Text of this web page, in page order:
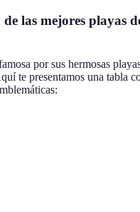
las mejores playas
por sus hermosas
te presentamos una tabla